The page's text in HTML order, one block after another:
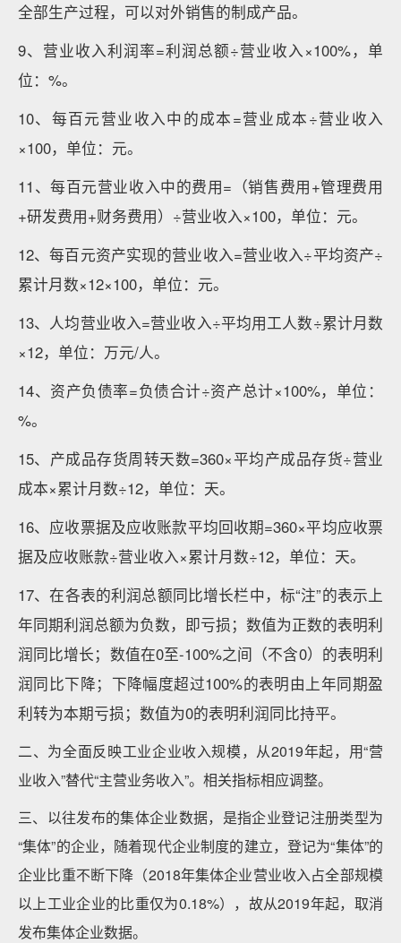
全部生产过程，可以对外销售的制成产品。
9、营业收入利润率=利润总额÷营业收入×100%，单
位：%。
10、每百元营业收入中的成本=营业成本÷营业收入
×100，单位：元。
11、每百元营业收入中的费用=（销售费用+管理费用
+研发费用+财务费用）÷营业收入×100，单位：元。
12、每百元资产实现的营业收入=营业收入÷平均资产÷
累计月数×12×100，单位：元。
13、人均营业收入=营业收入÷平均用工人数÷累计月数
×12，单位：万元/人。
14、资产负债率=负债合计÷资产总计×100%，单位：
%。
15、产成品存货周转天数=360×平均产成品存货÷营业
成本×累计月数÷12，单位：天。
16、应收票据及应收账款平均回收期=360×平均应收票
据及应收账款÷营业收入×累计月数÷12，单位：天。
17、在各表的利润总额同比增长栏中，标“注”的表示上
年同期利润总额为负数，即亏损；数值为正数的表明利
润同比增长；数值在0至-100%之间（不含0）的表明利
润同比下降；下降幅度超过100%的表明由上年同期盈
利转为本期亏损；数值为0的表明利润同比持平。
二、为全面反映工业企业收入规模，从2019年起，用“营
业收入”替代“主营业务收入”。相关指标相应调整。
三、以往发布的集体企业数据，是指企业登记注册类型为
“集体”的企业，随着现代企业制度的建立，登记为“集体”的
企业比重不断下降（2018年集体企业营业收入占全部规模
以上工业企业的比重仅为0.18%），故从2019年起，取消
发布集体企业数据。